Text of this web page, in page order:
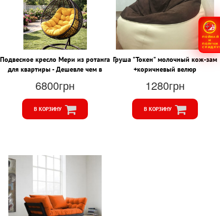
Подвесное кресло Мери из ротанга
для квартиры - Дешевле чем в
6800грн
В КОРЗИНУ
Груша "Токен" молочный кож-зам
+коричневый велюр
1280грн
В КОРЗИНУ
ПОЙМАЙ
И
ПОЛУЧИ
СКИДКУ!